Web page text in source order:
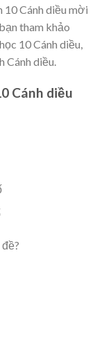
10 Cánh diều mời
tham khảo
10 Cánh diều,
Cánh diều.
Cánh diều